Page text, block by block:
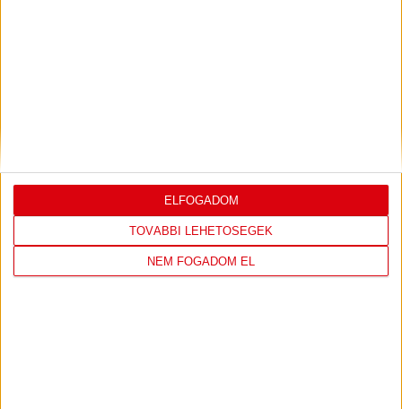
TOVÁBBI LEHETŐSÉGEK
NEM FOGADOM EL
ELFOGADOM